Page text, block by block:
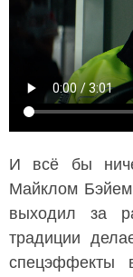
И всё бы
Майклом
выходил за
традиции
спецэффекты